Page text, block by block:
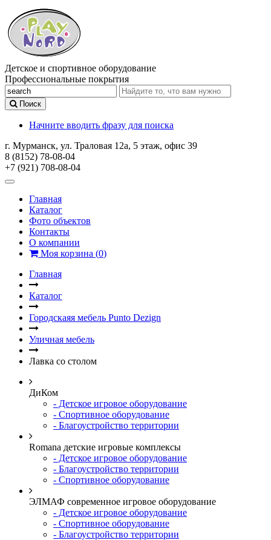
Детское и спортивное оборудование
Профессиональные покрытия
Поиск
Начните вводить фразу для поиска
г. Мурманск, ул. Траловая 12а, 5 этаж, офис 39
8 (8152) 78-08-04
+7 (921) 708-08-04
Главная
Каталог
Фото объектов
Контакты
О компании
Моя корзина (0)
Главная
Каталог
Городскаяя мебель Punto Dezign
Уличная мебель
Лавка со столом
ДиКом
- Детское игровое оборудование
- Спортивное оборудование
- Благоустройство территории
Romana детские игровые комплексы
- Детское игровое оборудование
- Благоустройство территории
- Спортивное оборудование
ЭЛМАФ современное игровое оборудование
- Детское игровое оборудование
- Спортивное оборудование
- Благоустройство территории